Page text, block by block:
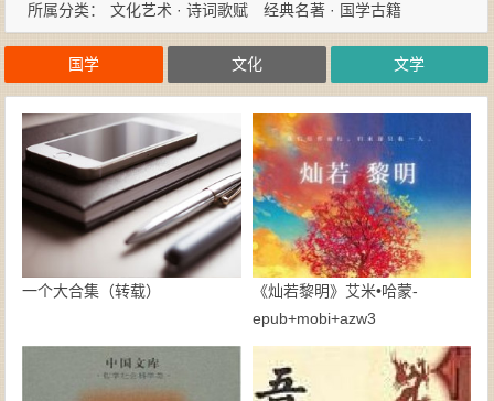
所属分类： 文化艺术 · 诗词歌赋 经典名著 · 国学古籍
国学 文化 文学
一个大合集（转载）
《灿若黎明》艾米•哈蒙-
epub+mobi+azw3